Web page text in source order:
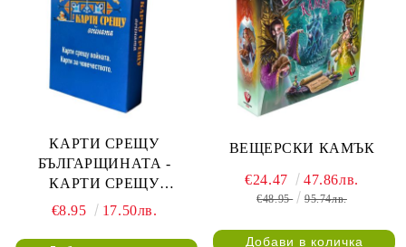
КАРТИ СРЕЩУ
БЪЛГАРЩИНАТА -
КАРТИ СРЕЩУ
ВОЙНАТА -
€8.95 17.50лв.
ВЕЩЕРСКИ КАМЪК
€24.47 47.86лв.
€48.95 95.74лв.